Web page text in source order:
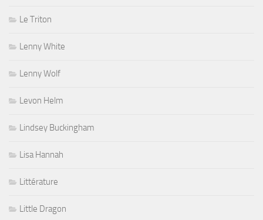
Le Triton
Lenny White
Lenny Wolf
Levon Helm
Lindsey Buckingham
Lisa Hannah
Littérature
Little Dragon